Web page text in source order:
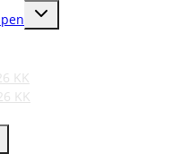
Untermenü
KK
KK